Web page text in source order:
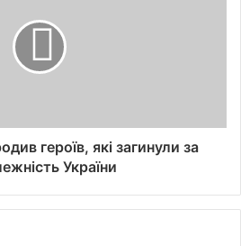
героїв, які загинули за
України